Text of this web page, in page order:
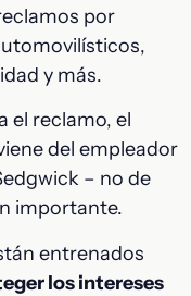
por
y más.
el reclamo, el
del empleador
– no de
importante.
entrenados
los intereses